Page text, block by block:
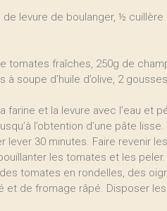
levure de boulanger, ½
tomates fraîches, 250g de
à soupe d’huile d’olive, 2
farine et la levure avec l’eau et
l’obtention d’une pâte lisse.
lever 30 minutes. Faire revenir
les tomates et les
tomates en rondelles, des
et de fromage râpé. Disposer